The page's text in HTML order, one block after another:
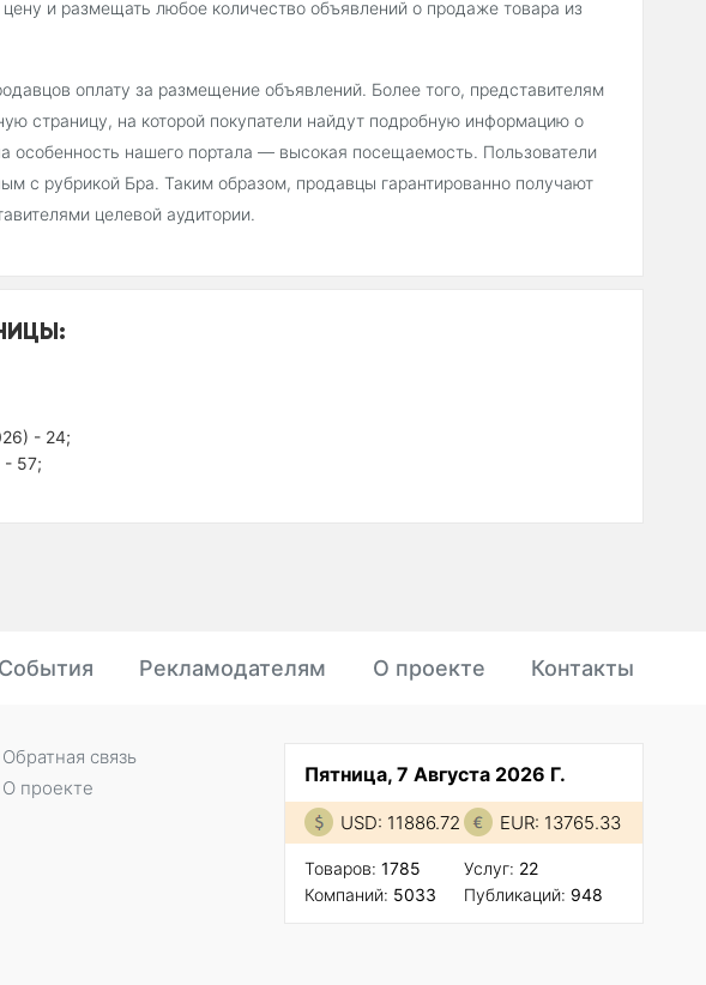
и размещать любое количество объявлений о продаже товара из
оплату за размещение объявлений. Более того, представителям
страницу, на которой покупатели найдут подробную информацию о
особенность нашего портала — высокая посещаемость. Пользователи
с рубрикой Бра. Таким образом, продавцы гарантированно получают
целевой аудитории.
- 24;
- 57;
События Рекламодателям О проекте Контакты
Пятница, 7 Августа 2026 Г.
USD: 11886.72 EUR: 13765.33
Товаров: 1785
Компаний: 5033
Услуг: 22
Публикаций: 948
Обратная связь
О проекте